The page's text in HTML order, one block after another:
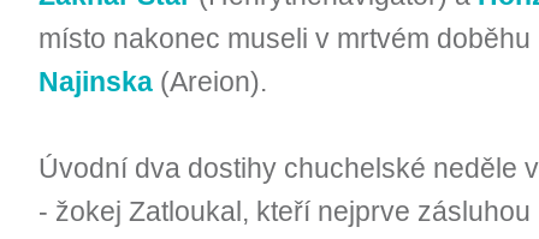
místo nakonec museli v mrtvém
Najinska (Areion).
Úvodní dva dostihy chuchelské neděle
- žokej Zatloukal, kteří nejprve zásluhou